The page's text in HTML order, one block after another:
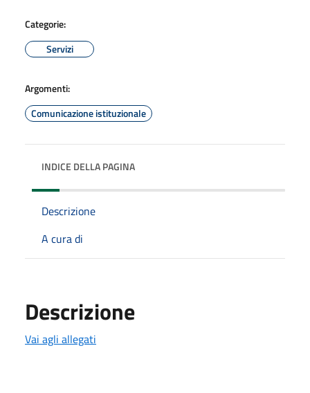
Categorie:
Servizi
Argomenti:
Comunicazione istituzionale
INDICE DELLA PAGINA
Descrizione
A cura di
Descrizione
Vai agli allegati